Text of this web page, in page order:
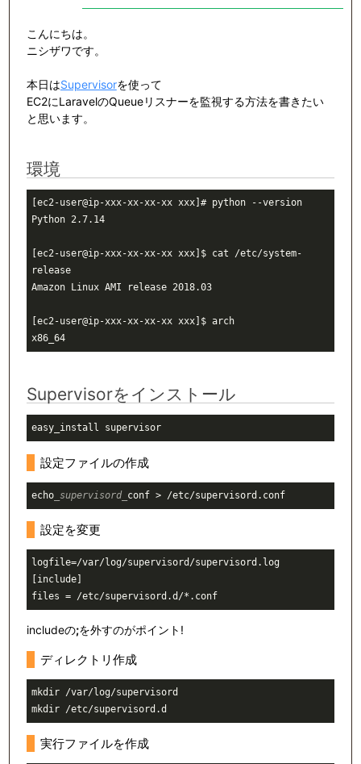
こんにちは。
ニシザワです。
本日はSupervisorを使って
EC2にLaravelのQueueリスナーを監視する方法を書きたい
と思います。
環境
[ec2-user@ip-xxx-xx-xx-xx xxx]# python --version
Python 2.7.14
[ec2-user@ip-xxx-xx-xx-xx xxx]$ cat /etc/system-
release
Amazon Linux AMI release 2018.03
[ec2-user@ip-xxx-xx-xx-xx xxx]$ arch
x86_64
Supervisorをインストール
easy_install supervisor
設定ファイルの作成
echo_supervisord_ conf > /etc/supervisord.conf
設定を変更
logfile=/var/log/supervisord/supervisord.log
[include]
files = /etc/supervisord.d/*.conf
includeの;を外すのがポイント!
ディレクトリ作成
mkdir /var/log/supervisord
実行ファイルを作成